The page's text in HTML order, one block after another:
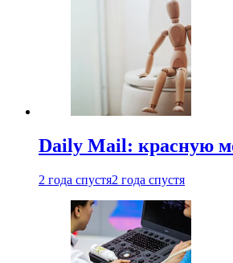
Daily Mail: красную
2 года спустя2 года спустя